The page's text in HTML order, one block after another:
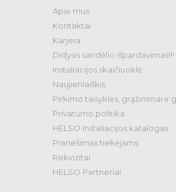
Apie mus
Kontaktai
Karjera
Didysis sandėlio išpardavimas!!!
Instaliacijos skaičiuoklė
Naujienlaiškis
Pirkimo taisyklės, grąžinimai ir
Privatumo politika
HELSO Instaliacijos katalogas
Pranešimas tiekėjams
Rekvizitai
HELSO Partneriai